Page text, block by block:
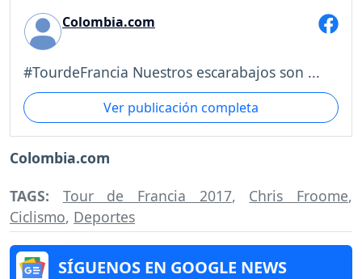
Colombia.com
#TourdeFrancia Nuestros escarabajos son ...
Ver publicación completa
Colombia.com
TAGS: Tour de Francia 2017, Chris Froome,
Ciclismo, Deportes
SÍGUENOS EN GOOGLE NEWS